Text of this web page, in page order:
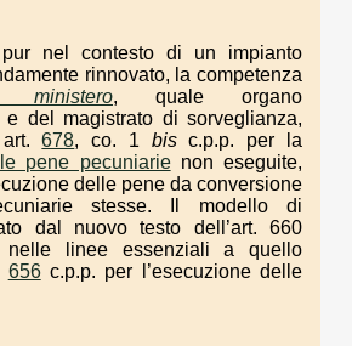
nel contesto di un impianto
rinnovato, la competenza
ministero, quale organo
e del magistrato di sorveglianza,
art.678, co. 1 bisc.p.p. per la
pene pecuniarienon eseguite,
delle pene da conversione
stesse. Il modello di
dal nuovo testo dell’art. 660
linee essenziali a quello
656c.p.p. per l’esecuzione delle